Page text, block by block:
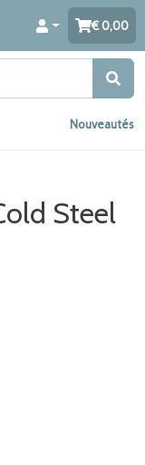
0,00
Nouveautés
Steel